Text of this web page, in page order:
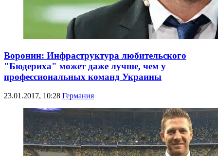
Воронин: Инфраструктура любительского
"Бюдериха" может даже лучше, чем у
профессиональных команд Украины
23.01.2017, 10:28 Германия